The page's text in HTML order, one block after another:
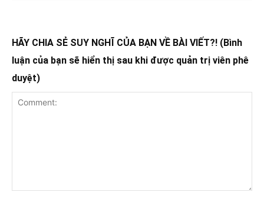
HÃY CHIA SẺ SUY NGHĨ CỦA BẠN VỀ BÀI VIẾT?! (Bình
luận của bạn sẽ hiển thị sau khi được quản trị viên phê
duyệt)